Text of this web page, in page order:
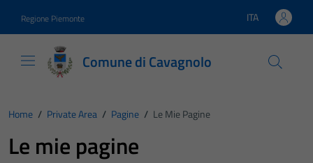
Regione Piemonte Lingua attiva:
ITA
Comune di Cavagnolo
Home / Private Area / Pagine / Le Mie Pagine
Le mie pagine